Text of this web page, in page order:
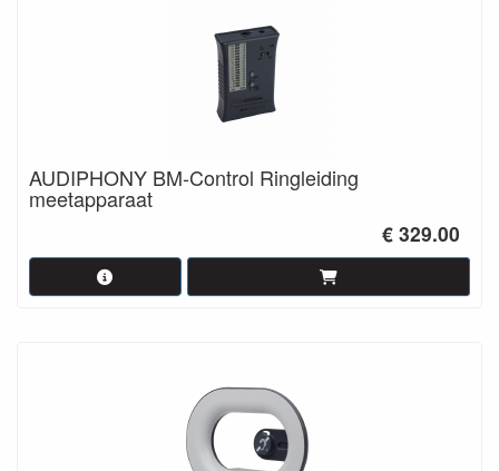
AUDIPHONY BM-Control Ringleiding
meetapparaat
€ 329.00